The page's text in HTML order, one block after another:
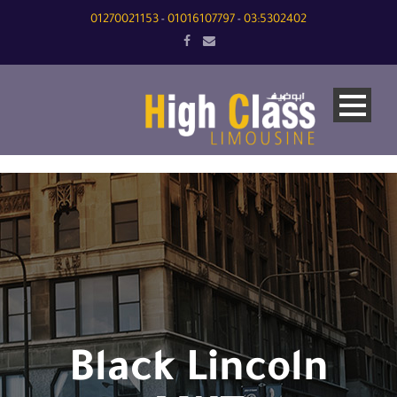
03:5302402
-
01016107797
-
01270021153
Black Lincoln